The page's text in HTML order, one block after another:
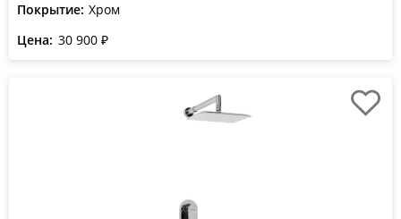
Покрытие: Хром
Цена: 30 900 ₽